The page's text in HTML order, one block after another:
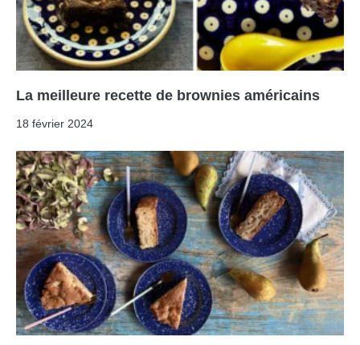
La meilleure recette de brownies américains
18 février 2024